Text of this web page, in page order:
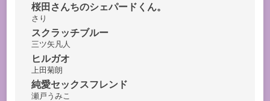
桜田さんちのシェパードくん。
さり
スクラッチブルー
三ツ矢凡人
ヒルガオ
上田菊朗
純愛セックスフレンド
瀬戸うみこ